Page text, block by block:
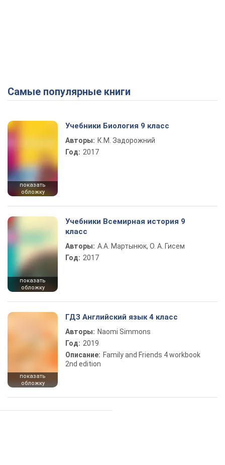
Самые популярные книги
показать
обложку
Учебники Биология 9 класс
Авторы: К.М. Задорожний
Год: 2017
показать
обложку
Учебники Всемирная история 9
класс
Авторы: А.А. Мартынюк, О. А. Гисем
Год: 2017
показать
обложку
ГДЗ Английский язык 4 класс
Авторы: Naomi Simmons
Год: 2019
Описание: Family and Friends 4 workbook
2nd edition